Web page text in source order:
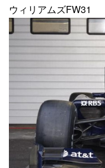
ウィリアムズFW31